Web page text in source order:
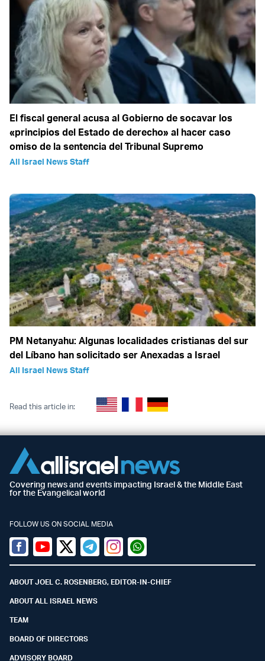
El fiscal general acusa al Gobierno de socavar los
«principios del Estado de derecho» al hacer caso
omiso de la sentencia del Tribunal Supremo
All Israel News Staff
PM Netanyahu: Algunas localidades cristianas del sur
del Líbano han solicitado ser Anexadas a Israel
All Israel News Staff
Read this article in:
Covering news and events impacting Israel & the Middle East
for the Evangelical world
FOLLOW US ON SOCIAL MEDIA
Facebook
YoutubeTwitter (X)
TelegramInstagramWhatsapp
ABOUT JOEL C. ROSENBERG, EDITOR-IN-CHIEF
ABOUT ALL ISRAEL NEWS
TEAM
BOARD OF DIRECTORS
ADVISORY BOARD